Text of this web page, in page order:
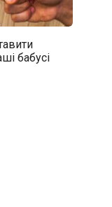
бабусі